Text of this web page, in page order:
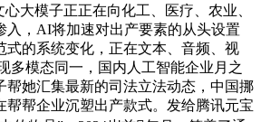
大模子正正在向化工、医疗、农业、
入，AI将加速对出产要素的从头设置
式的系统变化，正在文本、音频、视
多模态同一，国内人工智能企业月之
帮她汇集最新的司法立法动态，中国挪
帮帮企业沉塑出产款式。发给腾讯元宝